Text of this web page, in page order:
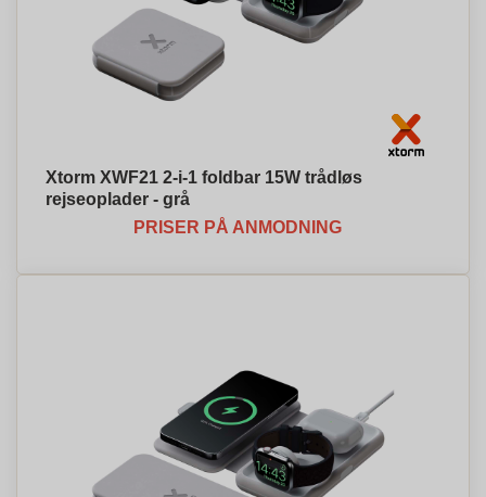
Xtorm XWF21 2-i-1 foldbar 15W trådløs
rejseoplader - grå
PRISER PÅ ANMODNING